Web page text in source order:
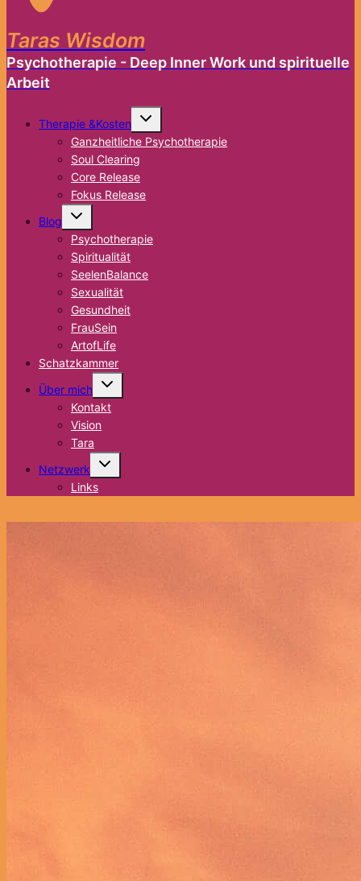
Taras Wisdom
Psychotherapie - Deep Inner Work und spirituelle
Arbeit
Therapie &Kosten
Untermenü
Ganzheitliche Psychotherapie
Soul Clearing
Core Release
Fokus Release
Blog
Untermenü
Psychotherapie
Spiritualität
SeelenBalance
Sexualität
Gesundheit
FrauSein
ArtofLife
Schatzkammer
Über mich
Untermenü
Kontakt
Vision
Tara
Netzwerk
Untermenü
Links